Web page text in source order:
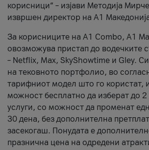
корисници“ – изјави Методија
извршен директор на А1
За корисниците на A1 Combo, А1
овозможува пристап до водечките
– Netflix, Max, SkyShowtime и Gley.
на тековното портфолио, во
тарифниот модел што го користат,
можност бесплатно да изберат до
услуги, со можност да променат
30 дена, без дополнителна
засекогаш. Понудата е
празнична цена на одредени